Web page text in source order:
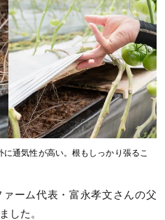
通気性が高い。根もしっかり張るこ
ーム代表・富永孝文さんの父
した。